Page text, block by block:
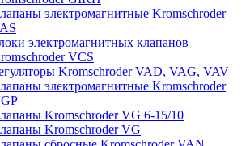
электромагнитные Kromschroder
электромагнитных клапанов
VCS
Kromschroder VAD, VAG, VAV
электромагнитные Kromschroder
Kromschroder VG 6-15/10
Kromschroder VG